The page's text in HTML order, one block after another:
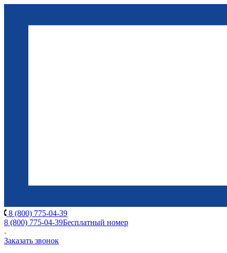
8 (800) 775-04-39
8 (800) 775-04-39Бесплатный номер
Заказать звонок